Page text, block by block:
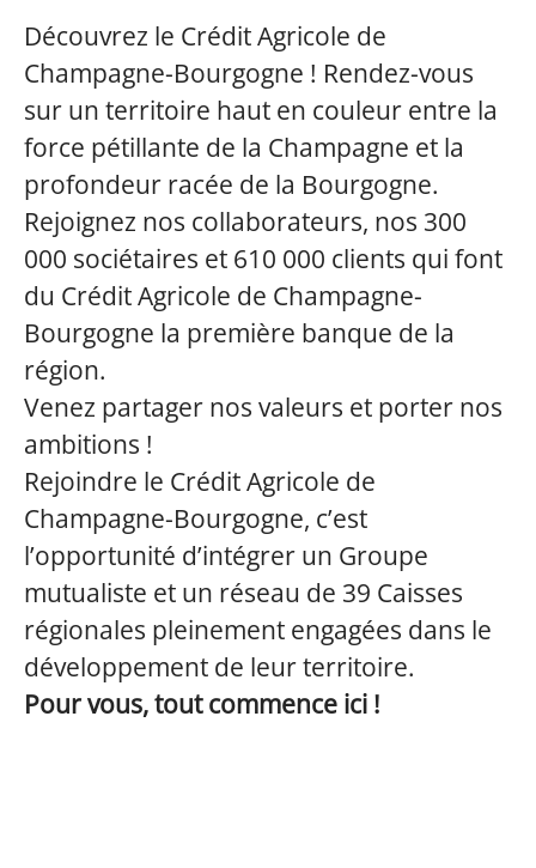
Découvrez le Crédit Agricole de
Champagne-Bourgogne ! Rendez-vous
sur un territoire haut en couleur entre la
force pétillante de la Champagne et la
profondeur racée de la Bourgogne.
Rejoignez nos collaborateurs, nos 300
000 sociétaires et 610 000 clients qui font
du Crédit Agricole de Champagne-
Bourgogne la première banque de la
région.
Venez partager nos valeurs et porter nos
ambitions !
Rejoindre le Crédit Agricole de
Champagne-Bourgogne, c’est
l’opportunité d’intégrer un Groupe
mutualiste et un réseau de 39 Caisses
régionales pleinement engagées dans le
développement de leur territoire.
Pour vous, tout commence ici !